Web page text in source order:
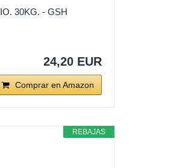
30KG. - GSH
24,20 EUR
Comprar en Amazon
REBAJAS